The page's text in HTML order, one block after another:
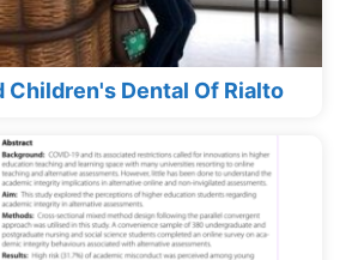
Children's Dental Of Rialto